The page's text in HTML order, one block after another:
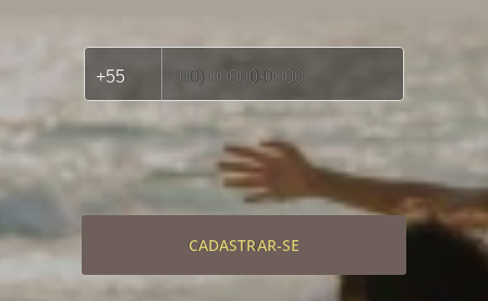
CADASTRAR-SE